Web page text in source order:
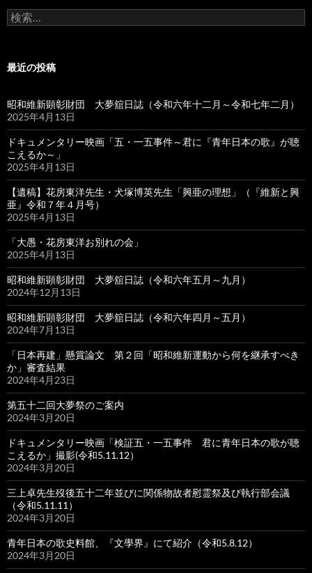
検
索:
最近の投稿
昭和維新顕彰財団 大夢舘日誌（令和六年十二月～令和七年二月）
2025年4月13日
ドキュメンタリー映画「五・一五事件～君に『青年日本の歌』が聴
こえるか～」
2025年4月13日
【遺稿】花房東洋先生・犬塚博英先生「興亜の理想」（『維新と興
亜』令和７年４月号）
2025年4月13日
「大愚・花房東洋お別れの会」
2025年4月13日
昭和維新顕彰財団 大夢舘日誌（令和六年五月～九月）
2024年12月13日
昭和維新顕彰財団 大夢舘日誌（令和六年四月～五月）
2024年7月13日
「日本再建」懸賞論文 第２回「昭和維新運動から何を継承すべき
か」審査結果
2024年4月23日
第五十二回大夢祭のご案内
2024年3月20日
ドキュメンタリー映画「検証五・一五事件 君に青年日本の歌が聴
こえるか」撮影(令和5.11.12）
2024年3月20日
三上卓先生歿後五十二年並びに関係物故者慰霊祭及び執行部会議
（令和5.11.11）
2024年3月20日
青年日本の歌史料館、『文學界』にて紹介（令和5.8.12）
2024年3月20日